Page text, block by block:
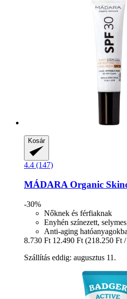
Kosár
4.4 (147)
MÁDARA Organic
-30%
Nőknek és férfiaknak
Enyhén színezett,
Anti-aging
8.730 Ft 12.490 Ft (218.250 Ft
Szállítás eddig: augusztus 11.